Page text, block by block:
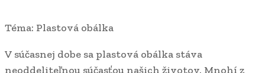
Téma: Plastová obálka
V súčasnej dobe sa plastová obálka stáva
neoddeliteľnou súčasťou našich životov. Mnohí z